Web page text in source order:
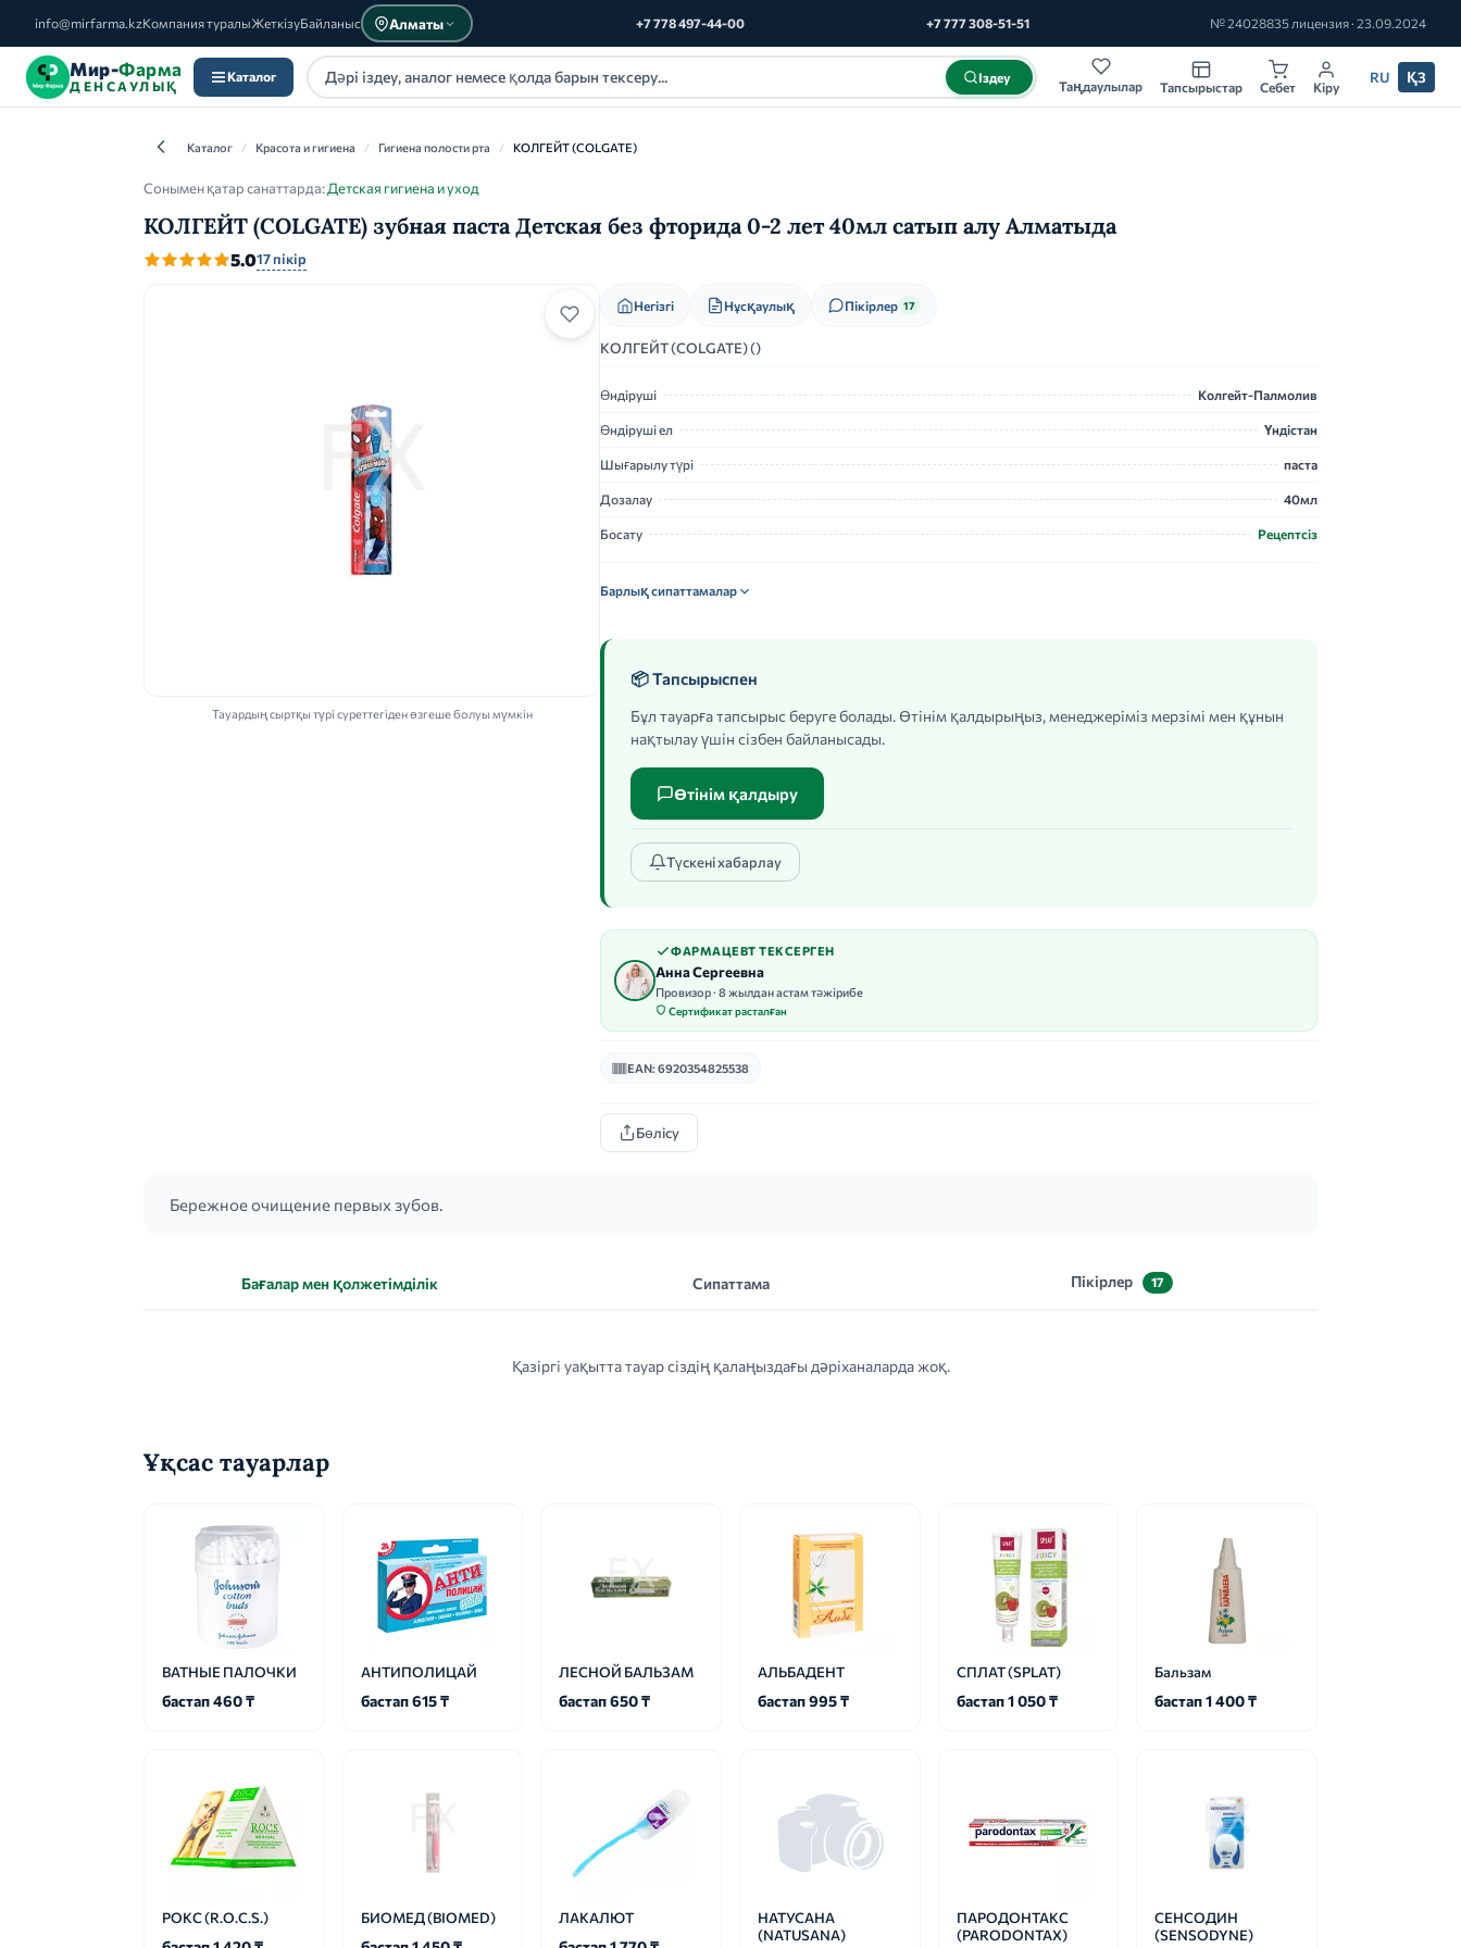
info@mirfarma.kzКомпания туралыЖеткізуБайланыс Алматы +7 778 497-44-00 +7 777 308-51-51 № 24028835 лицензия · 23.09.2024
Мир-Фарма
ДЕНСАУЛЫҚ
Каталог Іздеу
Таңдаулылар Тапсырыстар Себет Кіру
RU ҚЗ
Каталог / Красота и гигиена / Гигиена полости рта / КОЛГЕЙТ (COLGATE)
Сонымен қатар санаттарда:Детская гигиена и уход
КОЛГЕЙТ (COLGATE) зубная паста Детская без фторида 0-2 лет 40мл сатып алу Алматыда
5.017 пікір
Тауардың сыртқы түрі суреттегіден өзгеше болуы мүмкін
Негізгі Нұсқаулық Пікірлер 17
КОЛГЕЙТ (COLGATE) ()
Өндіруші Колгейт-Палмолив
Өндіруші ел Үндістан
Шығарылу түрі паста
Дозалау 40мл
Босату Рецептсіз
Барлық сипаттамалар
📦 Тапсырыспен
Бұл тауарға тапсырыс беруге болады. Өтінім қалдырыңыз, менеджеріміз мерзімі мен құнын
нақтылау үшін сізбен байланысады.
Өтінім қалдыру
Түскені хабарлау
ФАРМАЦЕВТ ТЕКСЕРГЕН
Анна Сергеевна
Провизор · 8 жылдан астам тәжірибе
Сертификат расталған
EAN: 6920354825538
Бөлісу
Бережное очищение первых зубов.
Бағалар мен қолжетімділік Сипаттама Пікірлер 17
Қазіргі уақытта тауар сіздің қалаңыздағы дәріханаларда жоқ.
Ұқсас тауарлар
ВАТНЫЕ ПАЛОЧКИ
бастап 460 ₸
АНТИПОЛИЦАЙ
бастап 615 ₸
ЛЕСНОЙ БАЛЬЗАМ
бастап 650 ₸
АЛЬБАДЕНТ
бастап 995 ₸
СПЛАТ (SPLAT)
бастап 1 050 ₸
Бальзам
бастап 1 400 ₸
РОКС (R.O.C.S.) БИОМЕД (BIOMED) ЛАКАЛЮТ
НАТУСАНА
(NATUSANA)
ПАРОДОНТАКС
(PARODONTAX)
СЕНСОДИН
(SENSODYNE)